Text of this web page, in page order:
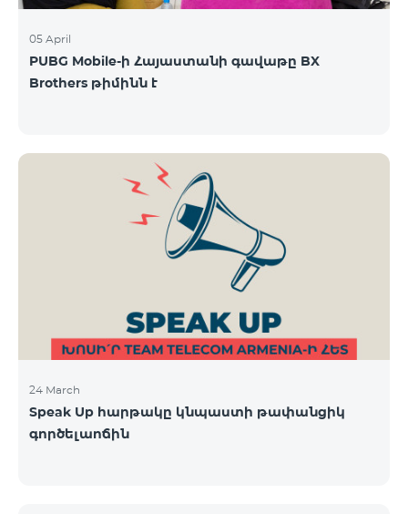
05 April
PUBG Mobile-ի Հայաստանի գավաթը BX
Brothers թիմինն է
24 March
Speak Up հարթակը կնպաստի թափանցիկ
գործելաոճին